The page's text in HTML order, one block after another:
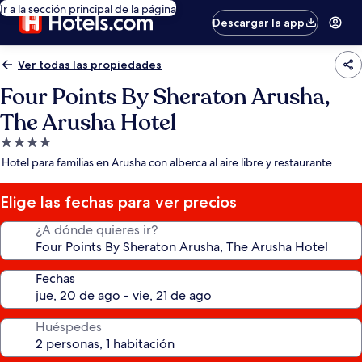
Ir a la sección principal de la página
Descargar la app
Ver todas las propiedades
Four Points By Sheraton Arusha,
The Arusha Hotel
Propiedad
de
estrellas
Hotel para familias en Arusha con alberca al aire libre y restaurante
Elige las fechas para ver precios
¿A dónde quieres ir?
Fechas
Huéspedes